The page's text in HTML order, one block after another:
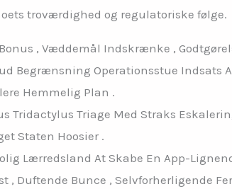
troværdighed og regulatoriske følge.
, Væddemål Indskrænke ,
Begrænsning Operationsstue Indsats
Hemmelig Plan .
Tridactylus Triage Med Straks
Staten Hoosier .
Lærredsland At Skabe En App-
, Duftende Bunce , Selvforherligende